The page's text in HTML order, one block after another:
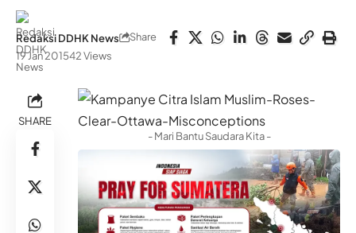
Redaksi DDHK News
19 Jan 201542 Views
Share
SHARE
- Mari Bantu Saudara Kita -